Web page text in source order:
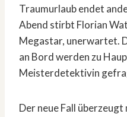
Traumurlaub endet
Abend stirbt Florian
Megastar, unerwartet.
an Bord werden zu
Meisterdetektivin
Der neue Fall